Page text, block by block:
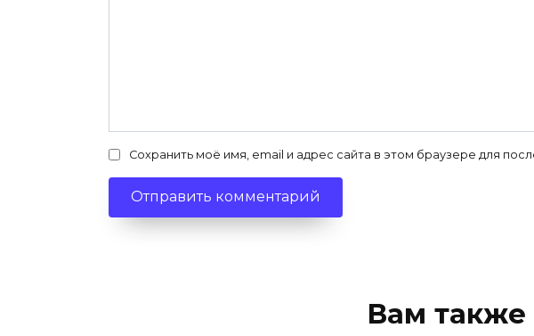
Сохранить моё имя, email и адрес сайта в этом браузере для
Вам также